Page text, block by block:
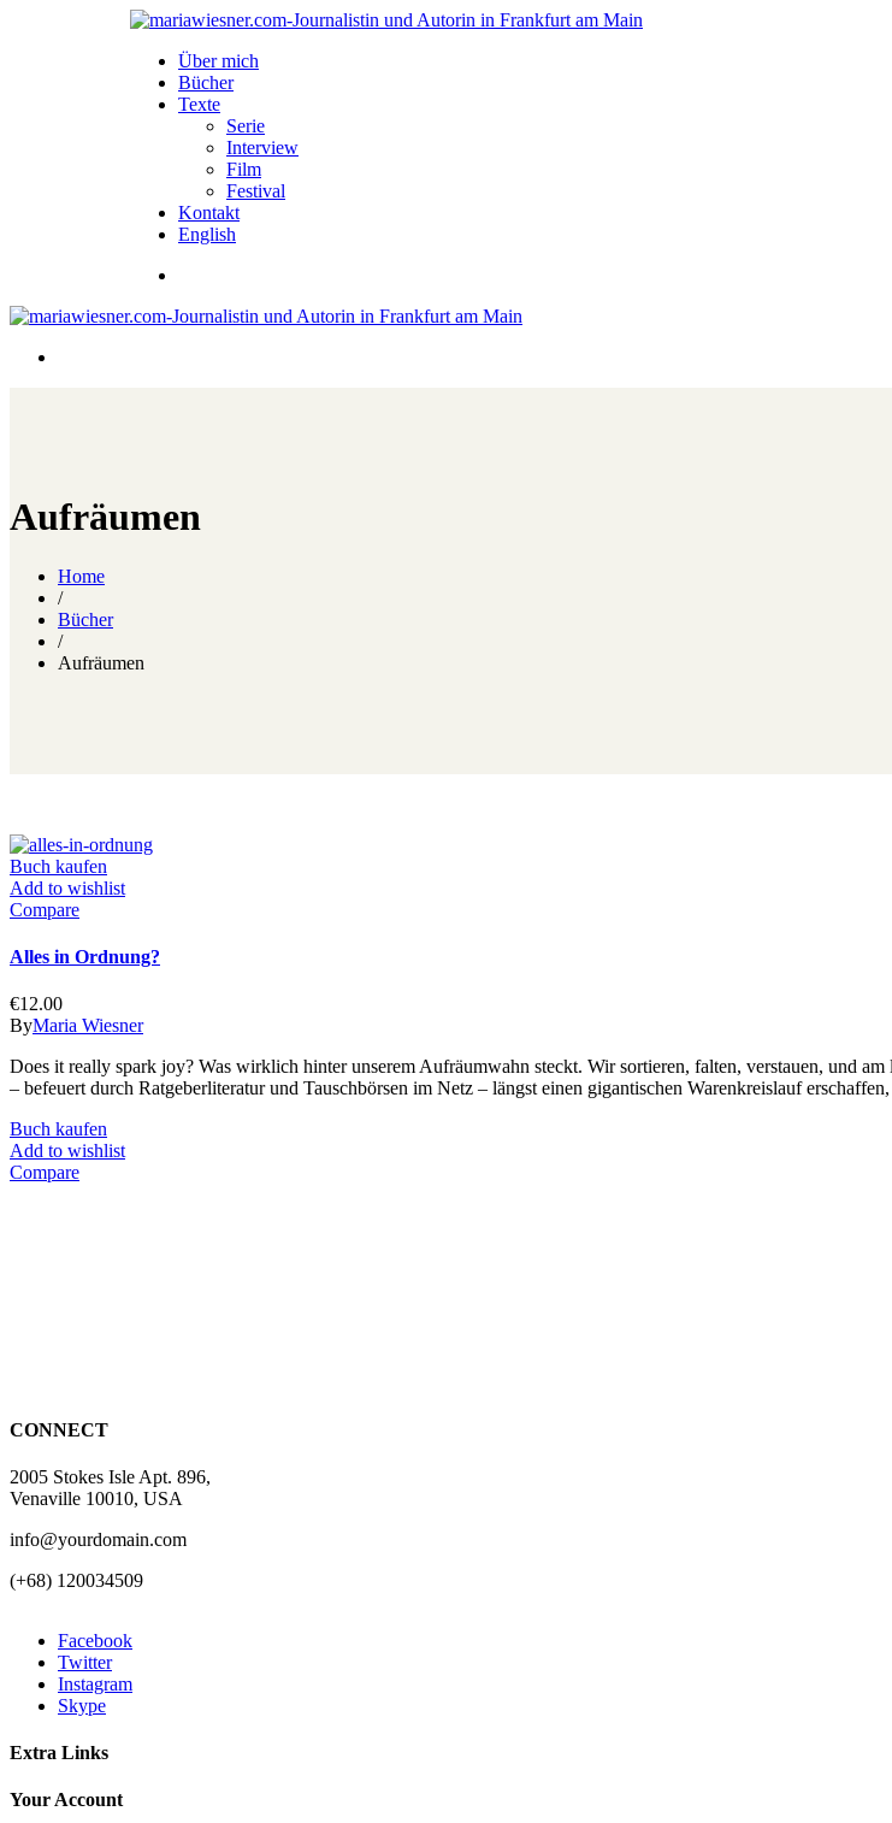
Über mich
Bücher
Texte
Serie
Interview
Film
Festival
Kontakt
English
Aufräumen
Home
/
Bücher
/
Aufräumen
Buch kaufen
Add to wishlist
Compare
Alles in Ordnung?
€12.00
ByMaria Wiesner
Does it really spark joy? Was wirklich hinter unserem Aufräumwahn steckt. Wir sortieren, falten, verstauen, und
– befeuert durch Ratgeberliteratur und Tauschbörsen im Netz – längst einen gigantischen Warenkreislauf
Buch kaufen
Add to wishlist
Compare
CONNECT
2005 Stokes Isle Apt. 896,
Venaville 10010, USA
info@yourdomain.com
(+68) 120034509
Facebook
Twitter
Instagram
Skype
Extra Links
Your Account